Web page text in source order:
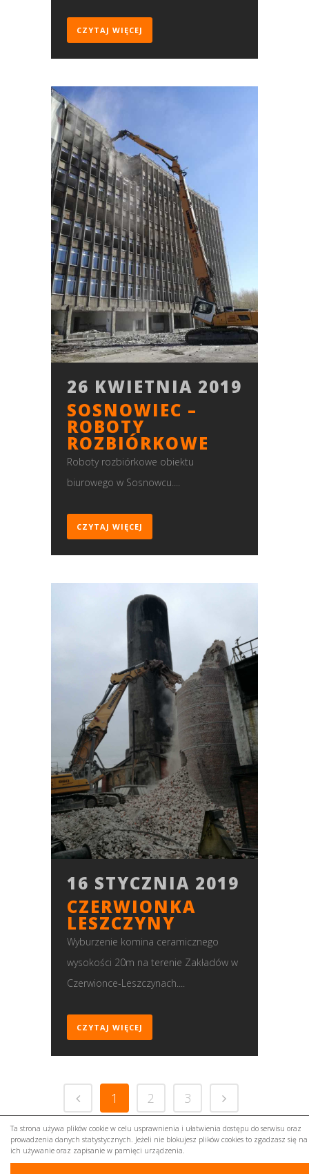
Ta strona używa plików cookie w celu usprawnienia i ułatwienia dostępu do serwisu oraz
prowadzenia danych statystycznych. Jeżeli nie blokujesz plików cookies to zgadzasz się na
ich używanie oraz zapisanie w pamięci urządzenia.
CZYTAJ WIĘCEJ
26 KWIETNIA 2019
SOSNOWIEC –
ROBOTY
ROZBIÓRKOWE
Roboty rozbiórkowe obiektu
biurowego w Sosnowcu....
CZYTAJ WIĘCEJ
16 STYCZNIA 2019
CZERWIONKA
LESZCZYNY
Wyburzenie komina ceramicznego
wysokości 20m na terenie Zakładów w
Czerwionce-Leszczynach....
CZYTAJ WIĘCEJ
1 2 3
+48. 691 747 478